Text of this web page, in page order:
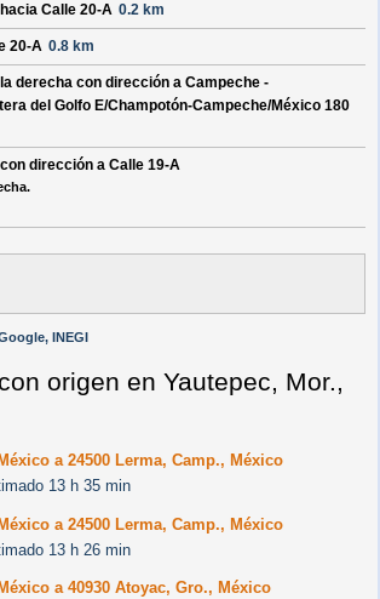
hacia Calle 20-A 0.2 km
20-A 0.8 km
derecha con dirección a Campeche -
del Golfo E/Champotón-Campeche/México 180
con dirección a Calle 19-A
INEGI
origen en Yautepec, Mor.,
a 24500 Lerma, Camp., México
13 h 35 min
a 24500 Lerma, Camp., México
13 h 26 min
a 40930 Atoyac, Gro., México